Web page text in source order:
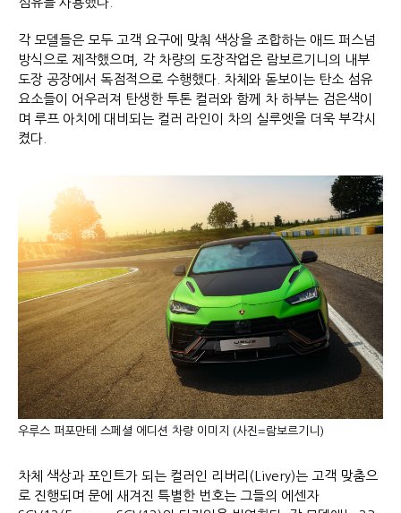
각 모델들은 모두 고객 요구에 맞춰 색상을 조합하는 애드 퍼스넘
방식으로 제작했으며, 각 차량의 도장작업은 람보르기니의 내부
도장 공장에서 독점적으로 수행했다. 차체와 돋보이는 탄소 섬유
요소들이 어우러져 탄생한 투톤 컬러와 함께 차 하부는 검은색이
며 루프 아치에 대비되는 컬러 라인이 차의 실루엣을 더욱 부각시
켰다.
우루스 퍼포만테 스페셜 에디션 차량 이미지 (사진=람보르기니)
차체 색상과 포인트가 되는 컬러인 리버리(Livery)는 고객 맞춤으
로 진행되며 문에 새겨진 특별한 번호는 그들의 에센자